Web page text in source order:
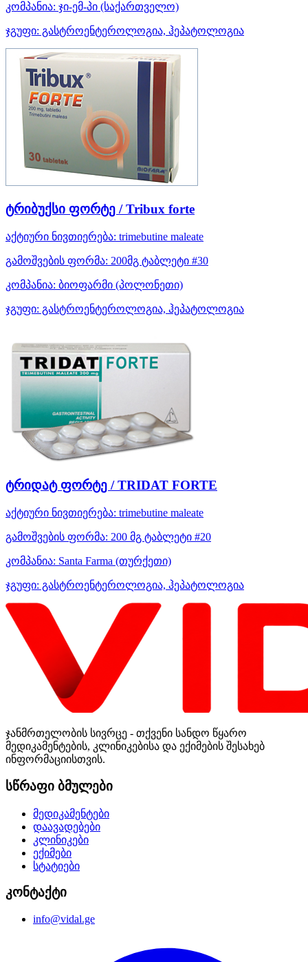
კომპანია: ჯი-ემ-პი (საქართველო)
ჯგუფი: გასტროენტეროლოგია, ჰეპატოლოგია
ტრიბუქსი ფორტე / Tribux forte
აქტიური ნივთიერება: trimebutine maleate
გამოშვების ფორმა: 200მგ ტაბლეტი #30
კომპანია: ბიოფარმი (პოლონეთი)
ჯგუფი: გასტროენტეროლოგია, ჰეპატოლოგია
ტრიდატ ფორტე / TRIDAT FORTE
აქტიური ნივთიერება: trimebutine maleate
გამოშვების ფორმა: 200 მგ ტაბლეტი #20
კომპანია: Santa Farma (თურქეთი)
ჯგუფი: გასტროენტეროლოგია, ჰეპატოლოგია
ჯანმრთელობის სივრცე - თქვენი სანდო წყარო
მედიკამენტების, კლინიკებისა და ექიმების შესახებ
ინფორმაციისთვის.
სწრაფი ბმულები
მედიკამენტები
დაავადებები
კლინიკები
ექიმები
სტატიები
კონტაქტი
info@vidal.ge